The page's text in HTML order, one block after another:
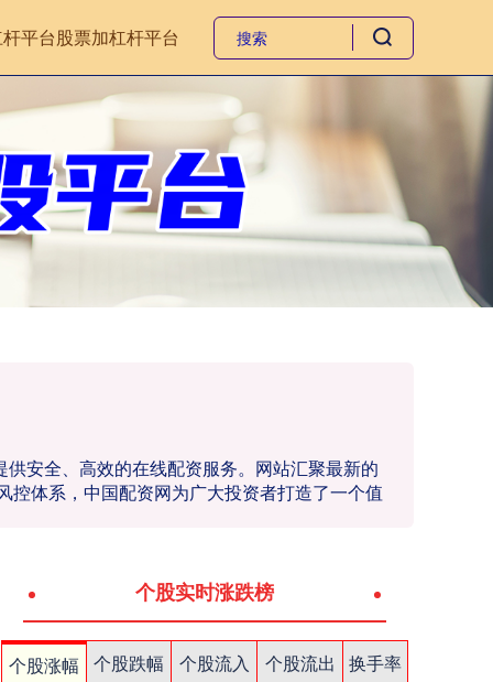
平台股票加杠杆平台
安全、高效的在线配资服务。网站汇聚最新的
体系，中国配资网为广大投资者打造了一个值
个股实时涨跌榜
个股涨幅 个股跌幅 个股流入 个股流出
换手率